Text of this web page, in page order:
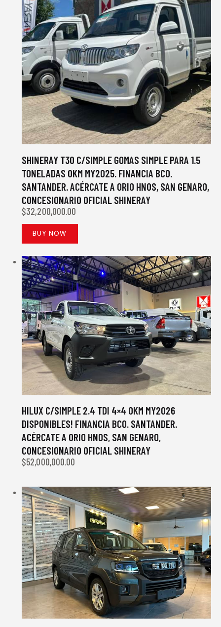
SHINERAY T30 C/SIMPLE GOMAS SIMPLE PARA 1.5
TONELADAS 0KM MY2025. FINANCIA BCO.
SANTANDER. ACÉRCATE A ORIO HNOS, SAN GENARO,
CONCESIONARIO OFICIAL SHINERAY
$32,200,000.00
BUY NOW
HILUX C/SIMPLE 2.4 TDI 4×4 0KM MY2026
DISPONIBLES! FINANCIA BCO. SANTANDER.
ACÉRCATE A ORIO HNOS, SAN GENARO,
CONCESIONARIO OFICIAL SHINERAY
$52,000,000.00